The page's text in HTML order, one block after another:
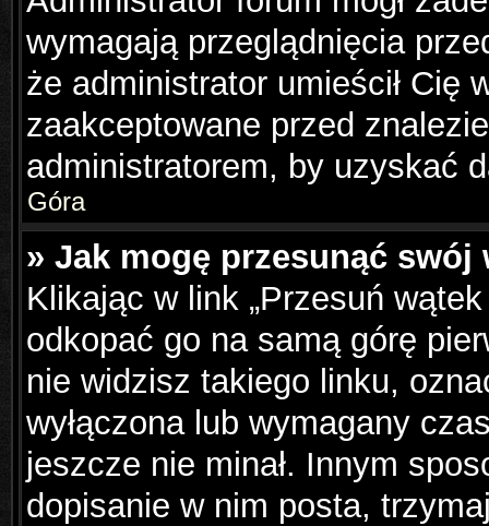
wymagają przeglądnięcia
że administrator umieścił Cię
zaakceptowane przed
administratorem, by uzyskać
Góra
» Jak mogę przesunąć swój
Klikając w link „Przesuń
odkopać go na samą górę
nie widzisz takiego linku,
wyłączona lub wymagany
jeszcze nie minał. Innym
dopisanie w nim posta,